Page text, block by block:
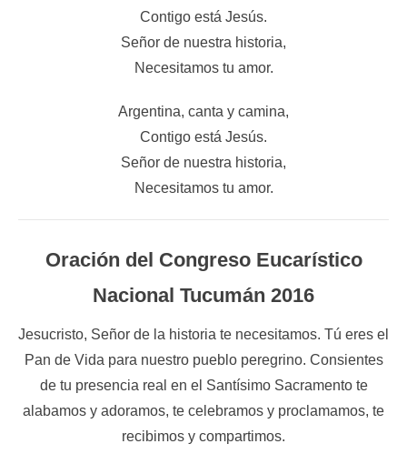
Contigo está Jesús.
Señor de nuestra historia,
Necesitamos tu amor.
Argentina, canta y camina,
Contigo está Jesús.
Señor de nuestra historia,
Necesitamos tu amor.
Oración del Congreso Eucarístico
Nacional Tucumán 2016
Jesucristo, Señor de la historia te necesitamos. Tú eres el
Pan de Vida para nuestro pueblo peregrino. Consientes
de tu presencia real en el Santísimo Sacramento te
alabamos y adoramos, te celebramos y proclamamos, te
recibimos y compartimos.